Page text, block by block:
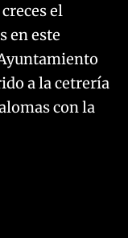
el
en este
a la cetrería
con la